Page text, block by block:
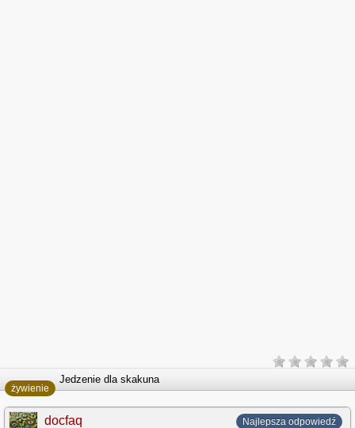
żywienie
Jedzenie dla skakuna
Najlepsza odpowiedź
docfaq